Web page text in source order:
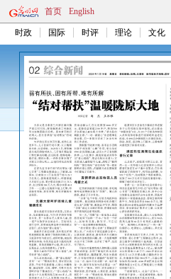
首页 English
时政 国际 时评 理论 文化